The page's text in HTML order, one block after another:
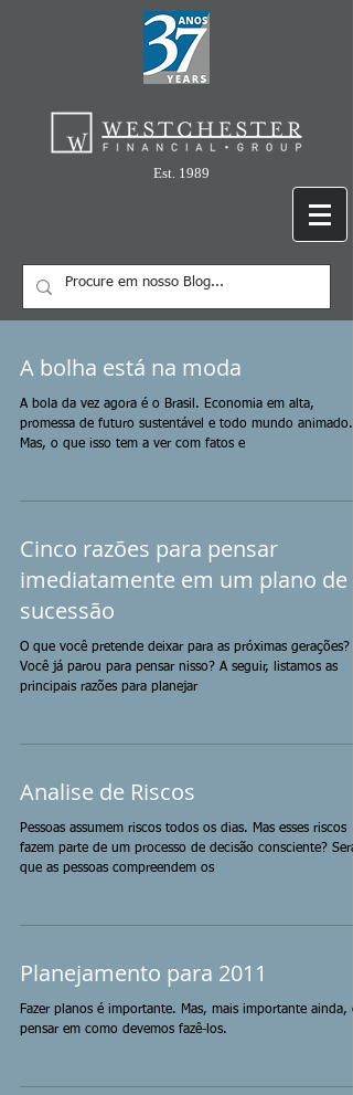
Est. 1989
A bolha está na moda
A bola da vez agora é o Brasil. Economia em alta,
promessa de futuro sustentável e todo mundo animado.
Mas, o que isso tem a ver com fatos e
Cinco razões para pensar
imediatamente em um plano de
sucessão
O que você pretende deixar para as próximas gerações?
Você já parou para pensar nisso? A seguir, listamos as
principais razões para planejar
Analise de Riscos
Pessoas assumem riscos todos os dias. Mas esses riscos
fazem parte de um processo de decisão consciente? Será
que as pessoas compreendem os
Planejamento para 2011
Fazer planos é importante. Mas, mais importante ainda, é
pensar em como devemos fazê-los.